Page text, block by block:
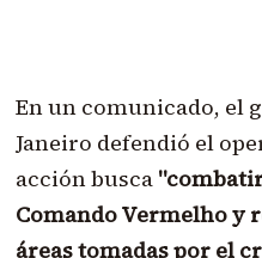
En un comunicado, el
Janeiro defendió el
acción busca
Comando Vermelho y
áreas tomadas por el